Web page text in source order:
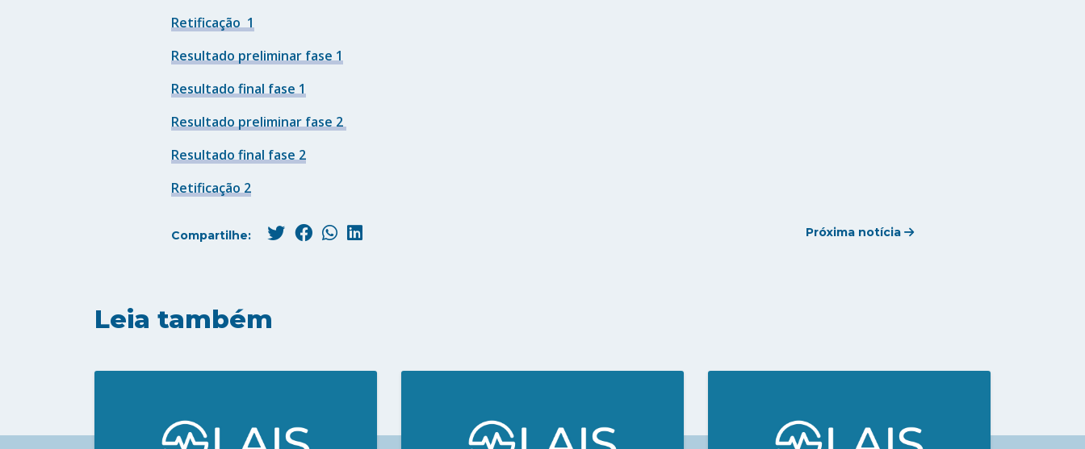
Retificação 1
Resultado preliminar fase 1
Resultado final fase 1
Resultado preliminar fase 2
Resultado final fase 2
Retificação 2
Compartilhe: Próxima notícia
Leia também